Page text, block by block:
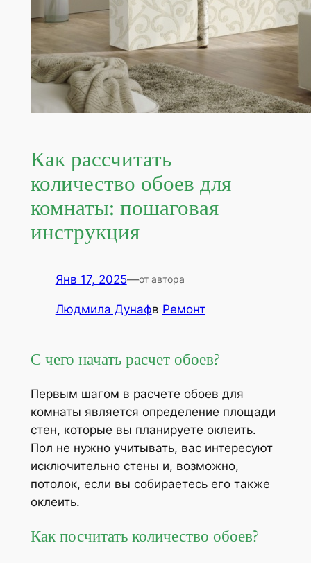
Как рассчитать
количество обоев для
комнаты: пошаговая
инструкция
Янв 17, 2025—от автора
Людмила Дунафв Ремонт
С чего начать расчет обоев?
Первым шагом в расчете обоев для
комнаты является определение площади
стен, которые вы планируете оклеить.
Пол не нужно учитывать, вас интересуют
исключительно стены и, возможно,
потолок, если вы собираетесь его также
оклеить.
Как посчитать количество обоев?